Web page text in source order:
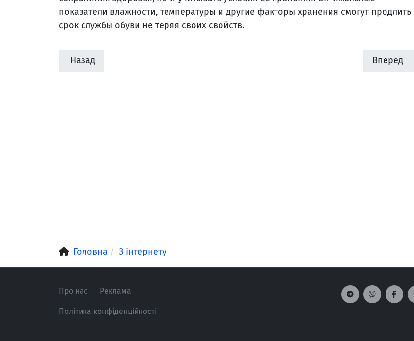
показатели влажности, температуры и другие факторы хранения смогут продлить
срок службы обуви не теряя своих свойств.
Назад Вперед
Головна З інтернету
Про нас Реклама
Політика конфіденційності